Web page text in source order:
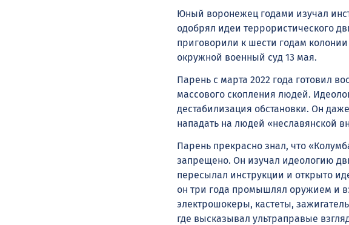
Юный воронежец годами изучал
одобрял идеи террористического
приговорили к шести годам
окружной военный суд 13 мая.
Парень с марта 2022 года готовил
массового скопления людей.
дестабилизация обстановки. Он
нападать на людей «неславянской
Парень прекрасно знал, что
запрещено. Он изучал идеологию
пересылал инструкции и открыто
он три года промышлял оружием и
электрошокеры, кастеты,
где высказывал ультраправые